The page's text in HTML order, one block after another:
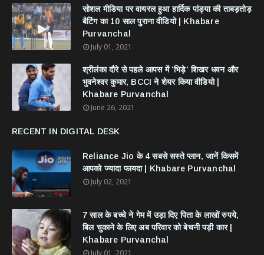
सोशल मीडिया पर वायरल हुआ हार्दिक पांड्या की ताबड़तोड़
बैटिंग का 10 साल पुराना वीडियो | Khabare
Purvanchal
July 01, 2021
श्रीलंका दौरे से पहले आपस में 'भिड़े' शिखर धवन और
भुवनेश्वर कुमार, BCCI ने शेयर किया वीडियो |
Khabare Purvanchal
June 26, 2021
RECENT IN DIGITAL DESK
Reliance Jio के 4 सबसे सस्ते प्लान, जानें किसमें
आपको ज्यादा फायदा | Khabare Purvanchal
July 02, 2021
7 साल के बच्चे ने गेम में उड़ा दिए पिता के लाखों रुपये,
बिल चुकाने के लिए अब परिवार को बेचनी पड़ी कार |
Khabare Purvanchal
July 01, 2021